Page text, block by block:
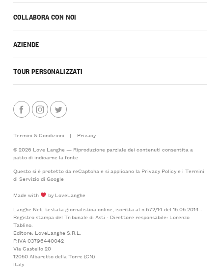
COLLABORA CON NOI
AZIENDE
TOUR PERSONALIZZATI
Termini & Condizioni |
Privacy
© 2026 Love Langhe — Riproduzione parziale dei contenuti consentita a
patto di indicarne la fonte
Questo si è protetto da reCaptcha e si applicano la Privacy Policye i Termini
di Serviziodi Google
Made with
by LoveLanghe
Langhe.Net, testata giornalistica online, iscritta al n.672/14 del 15.05.2014 -
Registro stampa del Tribunale di Asti - Direttore responsabile: Lorenzo
Tablino.
Editore: LoveLanghe S.R.L.
P.IVA 03796440042
Via Castello 20
12050 Albaretto della Torre (CN)
Italy